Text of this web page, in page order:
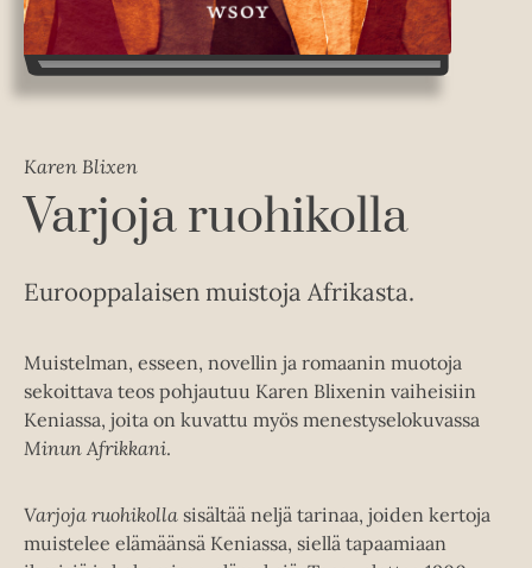
Karen Blixen
Varjoja ruohikolla
Eurooppalaisen muistoja Afrikasta.
Muistelman, esseen, novellin ja romaanin muotoja
sekoittava teos pohjautuu Karen Blixenin vaiheisiin
Keniassa, joita on kuvattu myös menestyselokuvassa
Minun Afrikkani.
Varjoja ruohikolla sisältää neljä tarinaa, joiden kertoja
muistelee elämäänsä Keniassa, siellä tapaamiaan